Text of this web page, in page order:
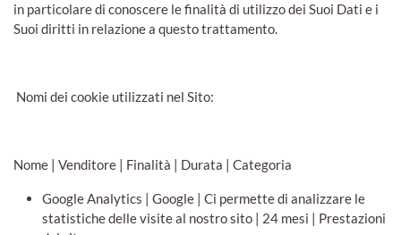
in particolare di conoscere le finalità di utilizzo dei Suoi Dati e i
Suoi diritti in relazione a questo trattamento.
Nomi dei cookie utilizzati nel Sito:
Nome | Venditore | Finalità | Durata | Categoria
Google Analytics | Google | Ci permette di analizzare le
statistiche delle visite al nostro sito | 24 mesi | Prestazioni